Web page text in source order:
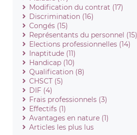
Modification du contrat (17)
Discrimination (16)
Congés (15)
Représentants du personnel (15)
Elections professionnelles (14)
Inaptitude (11)
Handicap (10)
Qualification (8)
CHSCT (5)
DIF (4)
Frais professionnels (3)
Effectifs (1)
Avantages en nature (1)
Articles les plus lus